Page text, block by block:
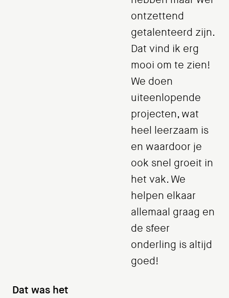
ontzettend
getalenteerd zijn.
Dat vind ik erg
mooi om te zien!
We doen
uiteenlopende
projecten, wat
heel leerzaam is
en waardoor je
ook snel groeit in
het vak. We
helpen elkaar
allemaal graag en
de sfeer
onderling is altijd
goed!
Dat was het